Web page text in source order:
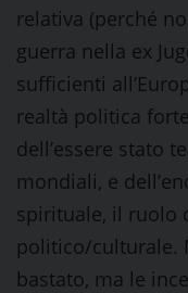
relativa (perché
guerra nella ex
sufficienti
realtà politica
dell’essere stato
mondiali, e
spirituale, il ruolo
politico/culturale.
bastato, ma le